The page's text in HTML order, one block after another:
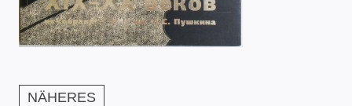
NÄHERES